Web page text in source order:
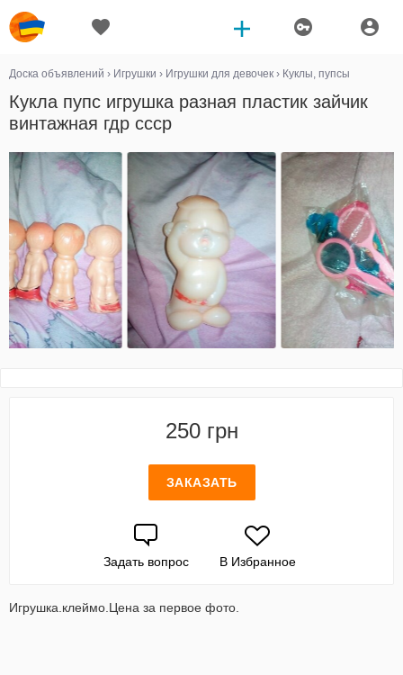
Доска объявлений › Игрушки › Игрушки для девочек › Куклы, пупсы
Кукла пупс игрушка разная пластик зайчик
винтажная гдр ссср
250 грн
ЗАКАЗАТЬ
Задать вопрос В Избранное
Игрушка.клеймо.Цена за первое фото.